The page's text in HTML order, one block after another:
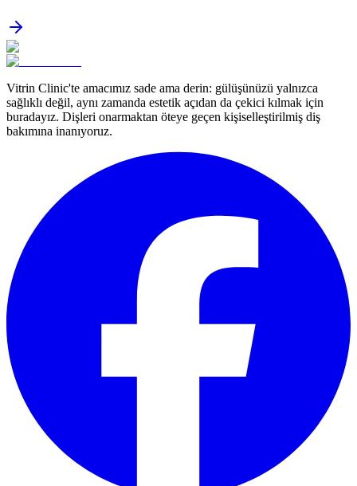
Vitrin Clinic'te amacımız sade ama derin: gülüşünüzü yalnızca
sağlıklı değil, aynı zamanda estetik açıdan da çekici kılmak için
buradayız. Dişleri onarmaktan öteye geçen kişiselleştirilmiş diş
bakımına inanıyoruz.